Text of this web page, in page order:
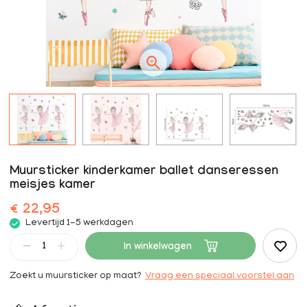
Muursticker kinderkamer ballet danseressen
meisjes kamer
€ 22,95
Levertijd 1-5 werkdagen
In winkelwagen
Zoekt u muursticker op maat? Vraag een speciaal voorstel aan